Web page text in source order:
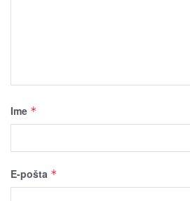
Ime *
E-pošta *